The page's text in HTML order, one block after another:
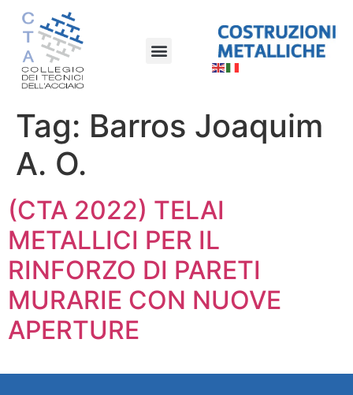
Tag: Barros Joaquim
A. O.
(CTA 2022) TELAI
METALLICI PER IL
RINFORZO DI PARETI
MURARIE CON NUOVE
APERTURE